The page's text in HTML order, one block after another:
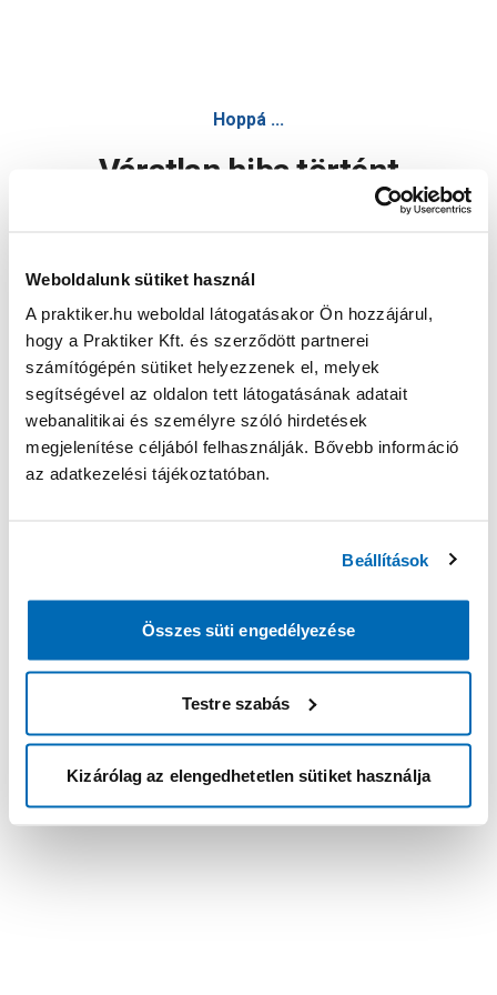
Weboldalunk sütiket használ
A praktiker.hu weboldal látogatásakor Ön hozzájárul,
hogy a Praktiker Kft. és szerződött partnerei
számítógépén sütiket helyezzenek el, melyek
segítségével az oldalon tett látogatásának adatait
webanalitikai és személyre szóló hirdetések
megjelenítése céljából felhasználják. Bővebb információ
az adatkezelési tájékoztatóban.
Beállítások
Összes süti engedélyezése
Testre szabás
Kizárólag az elengedhetetlen sütiket használja
Hoppá ...
Váratlan hiba történt
Oldal újratöltése